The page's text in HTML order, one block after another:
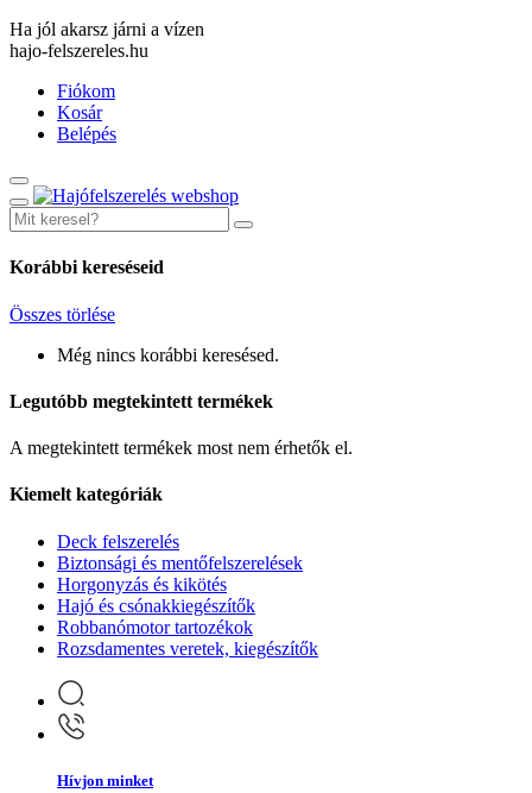
Ha jól akarsz járni a vízen
hajo-felszereles.hu
Fiókom
Kosár
Belépés
Korábbi kereséseid
Összes törlése
Még nincs korábbi keresésed.
Legutóbb megtekintett termékek
A megtekintett termékek most nem érhetők el.
Kiemelt kategóriák
Deck felszerelés
Biztonsági és mentőfelszerelések
Horgonyzás és kikötés
Hajó és csónakkiegészítők
Robbanómotor tartozékok
Rozsdamentes veretek, kiegészítők
Hívjon minket